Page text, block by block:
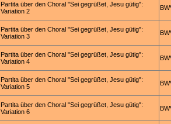
Partita über den Choral "Sei gegrüßet, Jesu gütig":
Variation 2
Partita über den Choral "Sei gegrüßet, Jesu gütig":
Variation 3
Partita über den Choral "Sei gegrüßet, Jesu gütig":
Variation 4
Partita über den Choral "Sei gegrüßet, Jesu gütig":
Variation 5
Partita über den Choral "Sei gegrüßet, Jesu gütig":
Variation 6